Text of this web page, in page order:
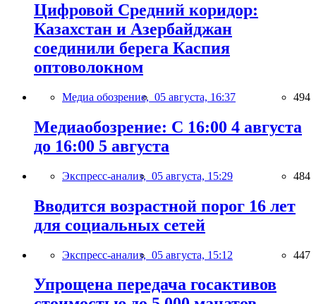
Цифровой Средний коридор:
Казахстан и Азербайджан
соединили берега Каспия
оптоволокном
Медиа обозрение, 05 августа, 16:37 494
Медиаобозрение: С 16:00 4 августа
до 16:00 5 августа
Экспресс-анализ, 05 августа, 15:29 484
Вводится возрастной порог 16 лет
для социальных сетей
Экспресс-анализ, 05 августа, 15:12 447
Упрощена передача госактивов